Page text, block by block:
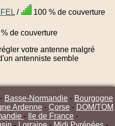
/ 100 % de couverture
de couverture
votre antenne malgré
antenniste semble
- Basse-Normandie - Bourgogne
Ardenne - Corse - DOM/TOM
- Ile de France -